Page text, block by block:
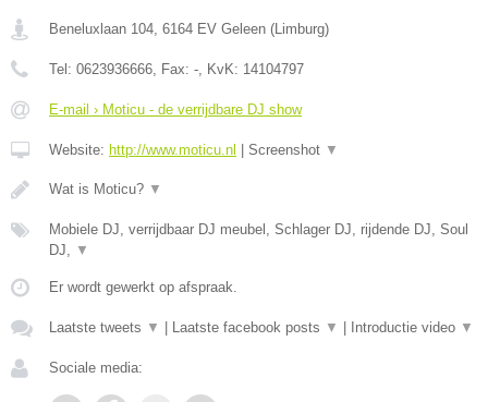
Beneluxlaan 104, 6164 EV Geleen (Limburg)
Tel: 0623936666, Fax: -, KvK: 14104797
E-mail › Moticu - de verrijdbare DJ show
Website: http://www.moticu.nl Screenshot ▼
Wat is Moticu? ▼
Mobiele DJ, verrijdbaar DJ meubel, Schlager DJ, rijdende DJ, Soul
DJ, ▼
Er wordt gewerkt op afspraak.
Laatste tweets ▼ Laatste facebook posts ▼ Introductie video ▼
Sociale media: